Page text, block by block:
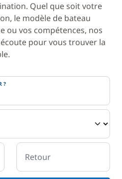
Quel que soit votre
le modèle de bateau
ou vos compétences, nos
pour vous trouver la
?
Retour